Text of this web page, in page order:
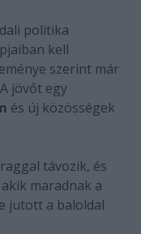
politika
kell
szerint már
jövőt egy
és új közösségek
távozik, és
maradnak a
jutott a baloldal